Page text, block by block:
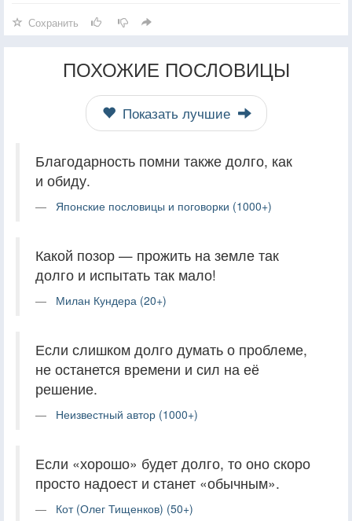
Сохранить
ПОХОЖИЕ ПОСЛОВИЦЫ
Показать лучшие
Благодарность помни также долго, как
и обиду.
Японские пословицы и поговорки (1000+)
Какой позор — прожить на земле так
долго и испытать так мало!
Милан Кундера (20+)
Если слишком долго думать о проблеме,
не останется времени и сил на её
решение.
Неизвестный автор (1000+)
Если «хорошо» будет долго, то оно скоро
просто надоест и станет «обычным».
Кот (Олег Тищенков) (50+)